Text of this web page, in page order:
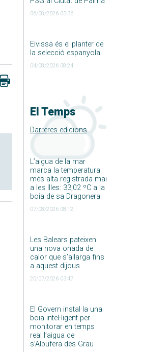
06/08/2026 05:36
Eivissa és el planter de
la selecció espanyola
04/08/2026 08:24
El Temps
Darreres edicions
L’aigua de la mar
marca la temperatura
més alta registrada mai
a les Illes: 33,02 ºC a la
boia de sa Dragonera
07/08/2026 08:12
Les Balears pateixen
una nova onada de
calor que s’allarga fins
a aquest dijous
20/07/2026 03:47
El Govern instal·la una
boia intel·ligent per
monitorar en temps
real l’aigua de
s’Albufera des Grau